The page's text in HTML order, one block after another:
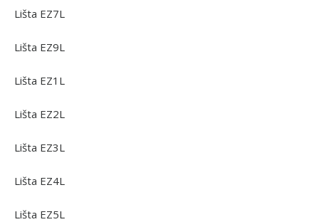
Lišta EZ7L
Lišta EZ9L
Lišta EZ1L
Lišta EZ2L
Lišta EZ3L
Lišta EZ4L
Lišta EZ5L